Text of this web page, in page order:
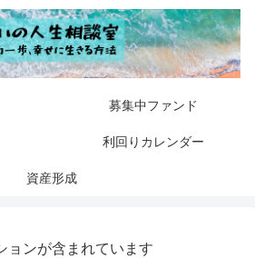
募集中ファンド
利回りカレンダー
資産形成
ョンが含まれています